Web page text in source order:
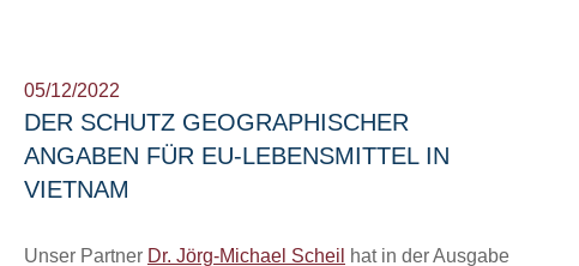
05/12/2022
DER SCHUTZ GEOGRAPHISCHER
ANGABEN FÜR EU-LEBENSMITTEL IN
VIETNAM
Unser Partner Dr. Jörg-Michael Scheil
hat in der Ausgabe